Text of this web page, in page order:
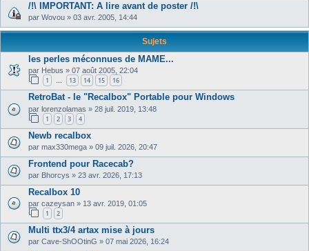
/!\ IMPORTANT: A lire avant de poster /!\
par Wovou » 03 avr. 2005, 14:44
Sujets
les perles méconnues de MAME...
par Hebus » 07 août 2005, 22:04
1 … 13 14 15 16
RetroBat - le "Recalbox" Portable pour Windows
par lorenzolamas » 28 juil. 2019, 13:48
1 2 3 4
Newb recalbox
par max330mega » 09 juil. 2026, 20:47
Frontend pour Racecab?
par Bhorcys » 23 avr. 2026, 17:13
Recalbox 10
par cazeysan » 13 avr. 2019, 01:05
1 2
Multi ttx3/4 artax mise à jours
par Cave-ShOOtinG » 07 mai 2026, 16:24